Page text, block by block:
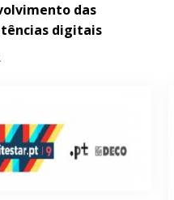
das
digitais